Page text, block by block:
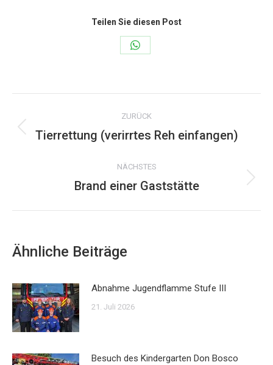
Teilen Sie diesen Post
Share
WhatsApp
Kommentarnavigation
ZURÜCK
Vorheriger
Tierrettung (verirrtes Reh einfangen)
NÄCHSTES
Nächster
Brand einer Gaststätte
Ähnliche Beiträge
Abnahme Jugendflamme Stufe III
21. Juli 2026
Besuch des Kindergarten Don Bosco